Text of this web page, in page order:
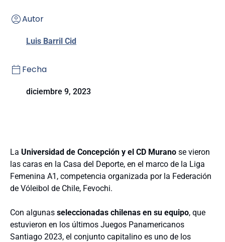
Autor
Luis Barril Cid
Fecha
diciembre 9, 2023
La Universidad de Concepción y el CD Murano se vieron
las caras en la Casa del Deporte, en el marco de la Liga
Femenina A1, competencia organizada por la Federación
de Vóleibol de Chile, Fevochi.
Con algunas seleccionadas chilenas en su equipo, que
estuvieron en los últimos Juegos Panamericanos
Santiago 2023, el conjunto capitalino es uno de los